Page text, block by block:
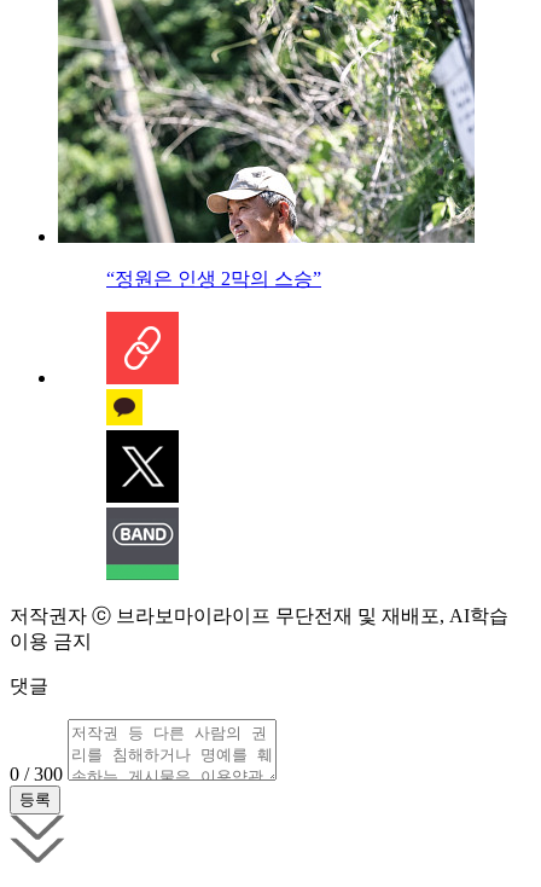
“정원은 인생 2막의 스승”
저작권자 ⓒ 브라보마이라이프 무단전재 및 재배포, AI학습
이용 금지
댓글
0 / 300